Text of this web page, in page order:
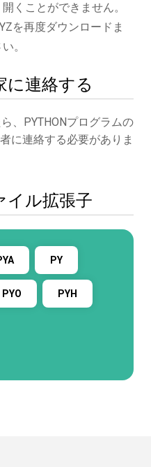
くことができません。
を再度ダウンロードま
。
に連絡する
、PYTHONプログラムの
に連絡する必要がありま
イル拡張子
PY
PYO PYH